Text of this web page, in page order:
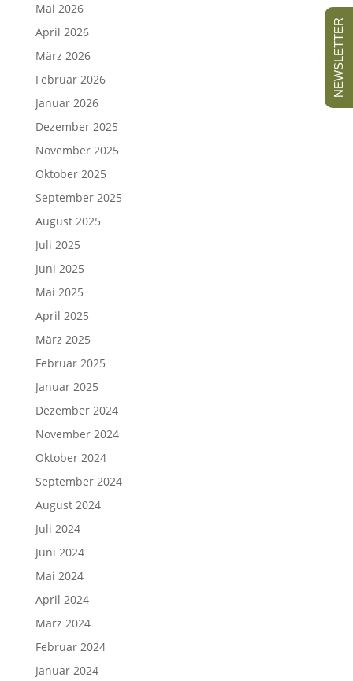
Mai 2026
April 2026
März 2026
Februar 2026
Januar 2026
Dezember 2025
November 2025
Oktober 2025
September 2025
August 2025
Juli 2025
Juni 2025
Mai 2025
April 2025
März 2025
Februar 2025
Januar 2025
Dezember 2024
November 2024
Oktober 2024
September 2024
August 2024
Juli 2024
Juni 2024
Mai 2024
April 2024
März 2024
Februar 2024
Januar 2024
NEWSLETTER